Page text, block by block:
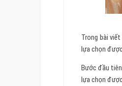
Trong bài
lựa chọn
Bước đầu
lựa chọn